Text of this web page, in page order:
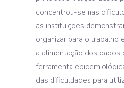
concentrou-se nas
as instituições
organizar para o trabalho
a alimentação dos dados
ferramenta
das dificuldades para